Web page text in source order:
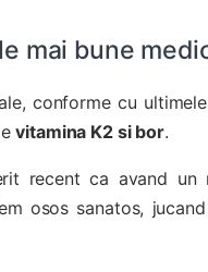
mai bune
conforme cu
vitamina K2 si bor.
recent ca avand
osos sanatos,